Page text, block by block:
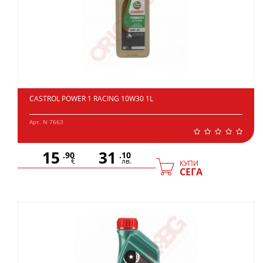
CASTROL POWER 1 RACING 10W30 1L
Арт. N 7663
15 .90
€ 31 .10
лв. КУПИ
СЕГА